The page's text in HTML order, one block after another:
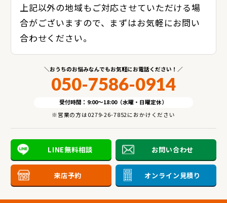
上記以外の地域もご対応させていただける場
合がございますので、まずはお気軽にお問い
合わせください。
おうちのお悩みなんでもお気軽にお電話ください！
050-7586-0914
受付時間：9:00～18:00（水曜・日曜定休）
※営業の方は0279-26-7852におかけください
LINE無料相談 お問い合わせ
来店予約 オンライン見積り